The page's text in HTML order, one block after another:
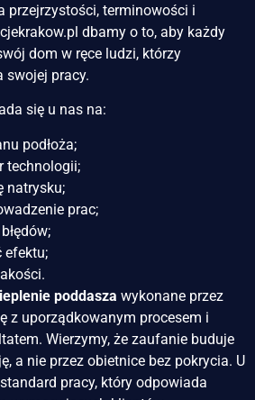
przejrzystości, terminowości i
dbamy o to, aby każdy
dom w ręce ludzi, którzy
swojej pracy.
się u nas na:
podłoża;
technologii;
natrysku;
prac;
efektu;
poddasza wykonane przez
z uporządkowanym procesem i
Wierzymy, że zaufanie buduje
a nie przez obietnice bez pokrycia. U
pracy, który odpowiada